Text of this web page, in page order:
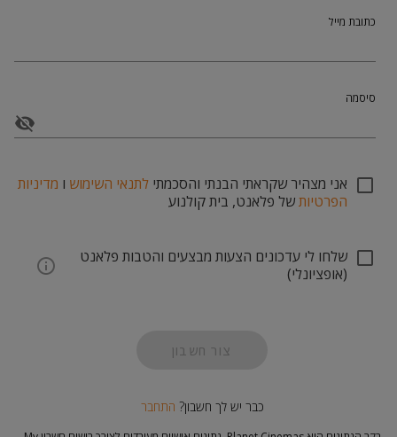
כתובת מייל
סיסמה
אני מצהיר שקראתי הבנתי והסכמתי לתנאי השימוש ו מדיניות
הפרטיותשל פלאנט, בית קולנוע
שלחו לי עדכונים הצעות מבצעים והטבות פלאנט
(אופציונלי)
צור חשבון
כבר יש לך חשבון? התחבר